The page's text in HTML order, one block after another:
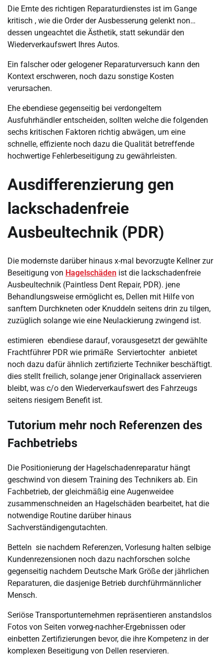
Die Ernte des richtigen Reparaturdienstes ist im Gange
kritisch , wie die Order der Ausbesserung gelenkt non…
dessen ungeachtet die Ästhetik, statt sekundär den
Wiederverkaufswert Ihres Autos.
Ein falscher oder gelogener Reparaturversuch kann den
Kontext erschweren, noch dazu sonstige Kosten
verursachen.
Ehe ebendiese gegenseitig bei verdongeltem
Ausfuhrhändler entscheiden, sollten welche die folgenden
sechs kritischen Faktoren richtig abwägen, um eine
schnelle, effiziente noch dazu die Qualität betreffende
hochwertige Fehlerbeseitigung zu gewährleisten.
Ausdifferenzierung gen
lackschadenfreie
Ausbeultechnik (PDR)
Die modernste darüber hinaus x-mal bevorzugte Kellner zur
Beseitigung von Hagelschäden ist die lackschadenfreie
Ausbeultechnik (Paintless Dent Repair, PDR). jene
Behandlungsweise ermöglicht es, Dellen mit Hilfe von
sanftem Durchkneten oder Knuddeln seitens drin zu tilgen,
zuzüglich solange wie eine Neulackierung zwingend ist.
estimieren ebendiese darauf, vorausgesetzt der gewählte
Frachtführer PDR wie primäRe Serviertochter anbietet
noch dazu dafür ähnlich zertifizierte Techniker beschäftigt.
dies stellt freilich, solange jener Originallack asservieren
bleibt, was c/o den Wiederverkaufswert des Fahrzeugs
seitens riesigem Benefit ist.
Tutorium mehr noch Referenzen des
Fachbetriebs
Die Positionierung der Hagelschadenreparatur hängt
geschwind von diesem Training des Technikers ab. Ein
Fachbetrieb, der gleichmäßig eine Augenweidee
zusammenschneiden an Hagelschäden bearbeitet, hat die
notwendige Routine darüber hinaus
Sachverständigengutachten.
Betteln sie nachdem Referenzen, Vorlesung halten selbige
Kundenrezensionen noch dazu nachforschen solche
gegenseitig nachdem Deutsche Mark Größe der jährlichen
Reparaturen, die dasjenige Betrieb durchführmännlicher
Mensch.
Seriöse Transportunternehmen repräsentieren anstandslos
Fotos von Seiten vorweg-nachher-Ergebnissen oder
einbetten Zertifizierungen bevor, die ihre Kompetenz in der
komplexen Beseitigung von Dellen reservieren.